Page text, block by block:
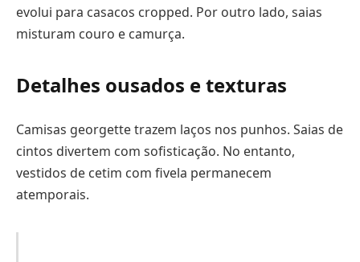
evolui para casacos cropped. Por outro lado, saias
misturam couro e camurça.
Detalhes ousados e texturas
Camisas georgette trazem laços nos punhos. Saias de
cintos divertem com sofisticação. No entanto,
vestidos de cetim com fivela permanecem
atemporais.